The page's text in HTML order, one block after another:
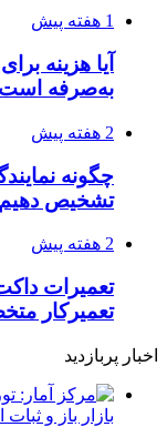
1 هفته پیش
آیا هزینه
به‌صرفه
2 هفته پیش
چگونه
تشخیص
2 هفته پیش
تعمیرات
تعمیرکار
اخبار پربازدید
بازار باز و